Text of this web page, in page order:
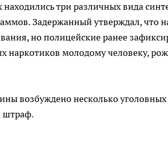
находились три различных вида
Задержанный утверждал, что
но полицейские ранее
наркотиков молодому человеку,
возбуждено несколько уголовных
штраф.